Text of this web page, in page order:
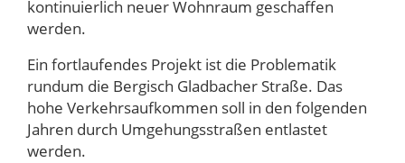
kontinuierlich neuer Wohnraum geschaffen
werden.
Ein fortlaufendes Projekt ist die Problematik
rundum die Bergisch Gladbacher Straße. Das
hohe Verkehrsaufkommen soll in den folgenden
Jahren durch Umgehungsstraßen entlastet
werden.